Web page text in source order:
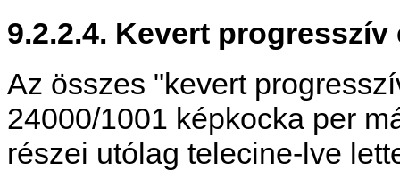
9.2.2.4. Kevert progresszív
Az összes "kevert
24000/1001 képkocka per
részei utólag telecine-lve